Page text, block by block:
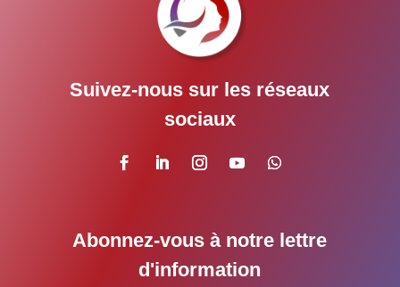
Suivez-nous sur les réseaux
sociaux
Abonnez-vous à notre lettre
d'information